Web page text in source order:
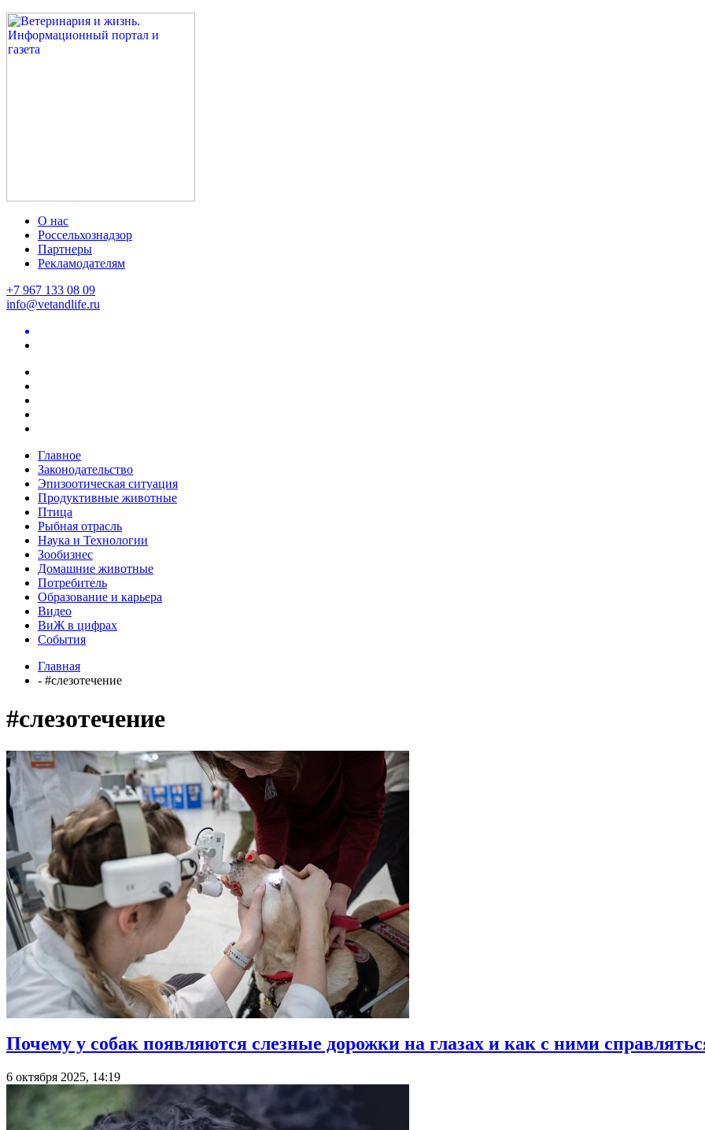
О нас
Россельхознадзор
Партнеры
Рекламодателям
+7 967 133 08 09
info@vetandlife.ru
Главное
Законодательство
Эпизоотическая ситуация
Продуктивные животные
Птица
Рыбная отрасль
Наука и Технологии
Зообизнес
Домашние животные
Потребитель
Образование и карьера
Видео
ВиЖ в цифрах
События
Главная
- #слезотечение
#слезотечение
Почему у собак появляются слезные дорожки на глазах и как с ними
6 октября 2025, 14:19